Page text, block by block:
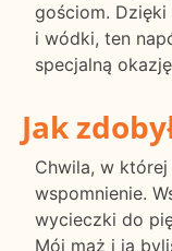
gościom.
i wódki, ten
specjalną
Jak
Chwila, w
wspomnienie.
wycieczki do
Mój mąż i ja